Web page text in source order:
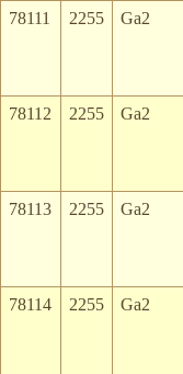
78111 2255 Ga2
78112 2255 Ga2
78113 2255 Ga2
78114 2255 Ga2